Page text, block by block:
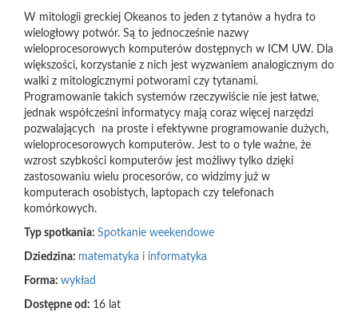
W mitologii greckiej Okeanos to jeden z tytanów a hydra to
wielogłowy potwór. Są to jednocześnie nazwy
wieloprocesorowych komputerów dostępnych w ICM UW. Dla
większości, korzystanie z nich jest wyzwaniem analogicznym do
walki z mitologicznymi potworami czy tytanami.
Programowanie takich systemów rzeczywiście nie jest łatwe,
jednak współcześni informatycy mają coraz więcej narzędzi
pozwalających na proste i efektywne programowanie dużych,
wieloprocesorowych komputerów. Jest to o tyle ważne, że
wzrost szybkości komputerów jest możliwy tylko dzięki
zastosowaniu wielu procesorów, co widzimy już w
komputerach osobistych, laptopach czy telefonach
komórkowych.
Typ spotkania: Spotkanie weekendowe
Dziedzina: matematyka i informatyka
Forma: wykład
Dostępne od: 16 lat